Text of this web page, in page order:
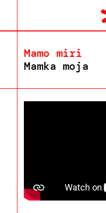
Mamo miri
Mamka moja